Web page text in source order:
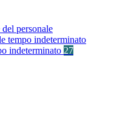
personale
tempo indeterminato
indeterminato 27